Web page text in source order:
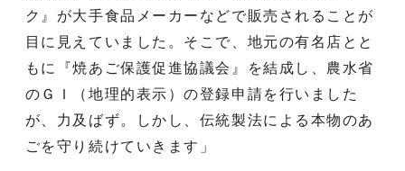
ク』が大手食品メーカーなどで販売されることが
目に見えていました。そこで、地元の有名店とと
もに『焼あご保護促進協議会』を結成し、農水省
のＧＩ（地理的表示）の登録申請を行いました
が、力及ばず。しかし、伝統製法による本物のあ
ごを守り続けていきます」